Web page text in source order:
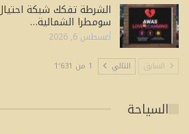
الشرطة تفكك شبكة
سومطرا الشمالية…
أغسطس 6, 2026
السابق التالي 1 من 1٬631
السياحة